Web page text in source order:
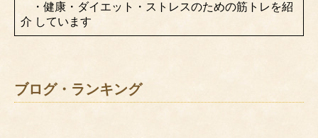
・健康・ダイエット・ストレスのための筋トレを紹
介 しています
ブログ・ランキング